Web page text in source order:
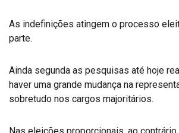
As indefinições atingem o processo
parte.
Ainda segunda as pesquisas até hoje
haver uma grande mudança na
sobretudo nos cargos majoritários.